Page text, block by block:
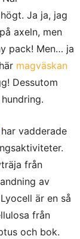
Ja ja, jag
axeln, men
pack! Men… ja
magväskan
Dessutom
har vadderade
från
av
är en så
från
och bok.